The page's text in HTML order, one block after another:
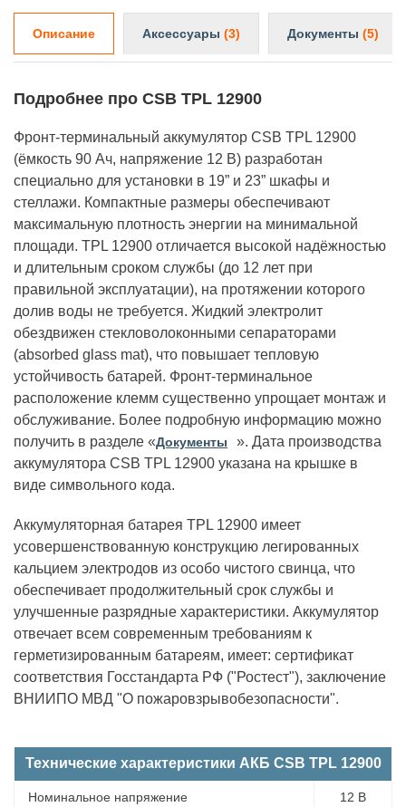
Описание Аксессуары (3) Документы (5)
Подробнее про CSB TPL 12900
Фронт-терминальный аккумулятор CSB TPL 12900
(ёмкость 90 Ач, напряжение 12 В) разработан
специально для установки в 19” и 23” шкафы и
стеллажи. Компактные размеры обеспечивают
максимальную плотность энергии на минимальной
площади. TPL 12900 отличается высокой надёжностью
и длительным сроком службы (до 12 лет при
правильной эксплуатации), на протяжении которого
долив воды не требуется. Жидкий электролит
обездвижен стекловолоконными сепараторами
(absorbed glass mat), что повышает тепловую
устойчивость батарей. Фронт-терминальное
расположение клемм существенно упрощает монтаж и
обслуживание. Более подробную информацию можно
получить в разделе «Документы
». Дата производства
аккумулятора CSB TPL 12900 указана на крышке в
виде символьного кода.
Аккумуляторная батарея TPL 12900 имеет
усовершенствованную конструкцию легированных
кальцием электродов из особо чистого свинца, что
обеспечивает продолжительный срок службы и
улучшенные разрядные характеристики. Аккумулятор
отвечает всем современным требованиям к
герметизированным батареям, имеет: сертификат
соответствия Госстандарта РФ ("Ростест"), заключение
ВНИИПО МВД "О пожаровзрывобезопасности".
Технические характеристики АКБ CSB TPL 12900
Номинальное напряжение 12 В